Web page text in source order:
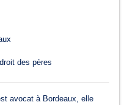
des pères
avocat à Bordeaux, elle